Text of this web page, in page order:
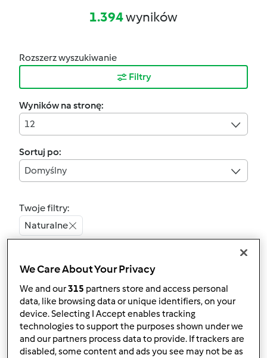
1.394wyników
Rozszerz wyszukiwanie
Filtry
Wyników na stronę:
12
Sortuj po:
Domyślny
Twoje filtry:
Naturalne
4.9(13)
Sok z czarnego bzu -
koncentrat
przezMagdaP
We Care About Your Privacy
We and our315 partners store and access personal
data, like browsing data or unique identifiers, on your
device. Selecting I Accept enables tracking
technologies to support the purposes shown under we
and our partners process data to provide. If trackers are
disabled, some content and ads you see may not be as